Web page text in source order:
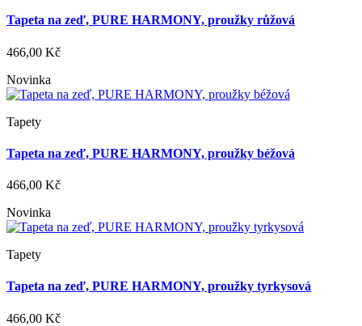
Tapeta na zeď, PURE HARMONY, proužky růžová
466,00 Kč
Novinka
Tapety
Tapeta na zeď, PURE HARMONY, proužky béžová
466,00 Kč
Novinka
Tapety
Tapeta na zeď, PURE HARMONY, proužky tyrkysová
466,00 Kč